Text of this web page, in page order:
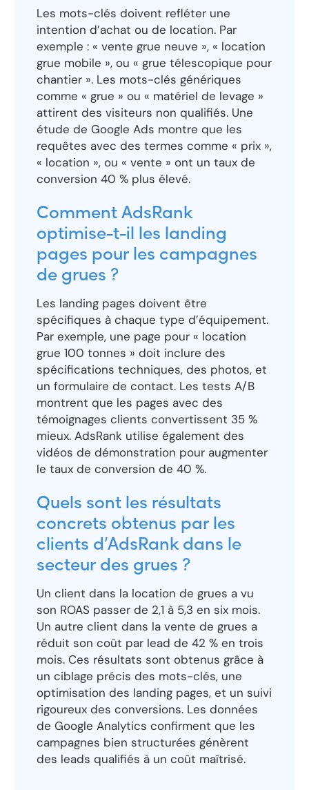
Les mots-clés doivent refléter une
intention d’achat ou de location. Par
exemple : « vente grue neuve », « location
grue mobile », ou « grue télescopique pour
chantier ». Les mots-clés génériques
comme « grue » ou « matériel de levage »
attirent des visiteurs non qualifiés. Une
étude de Google Ads montre que les
requêtes avec des termes comme « prix »,
« location », ou « vente » ont un taux de
conversion 40 % plus élevé.
Comment AdsRank
optimise-t-il les landing
pages pour les campagnes
de grues ?
Les landing pages doivent être
spécifiques à chaque type d’équipement.
Par exemple, une page pour « location
grue 100 tonnes » doit inclure des
spécifications techniques, des photos, et
un formulaire de contact. Les tests A/B
montrent que les pages avec des
témoignages clients convertissent 35 %
mieux. AdsRank utilise également des
vidéos de démonstration pour augmenter
le taux de conversion de 40 %.
Quels sont les résultats
concrets obtenus par les
clients d’AdsRank dans le
secteur des grues ?
Un client dans la location de grues a vu
son ROAS passer de 2,1 à 5,3 en six mois.
Un autre client dans la vente de grues a
réduit son coût par lead de 42 % en trois
mois. Ces résultats sont obtenus grâce à
un ciblage précis des mots-clés, une
optimisation des landing pages, et un suivi
rigoureux des conversions. Les données
de Google Analytics confirment que les
campagnes bien structurées génèrent
des leads qualifiés à un coût maîtrisé.